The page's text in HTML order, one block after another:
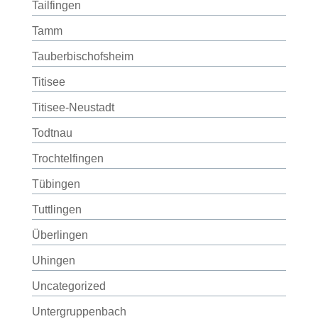
Tailfingen
Tamm
Tauberbischofsheim
Titisee
Titisee-Neustadt
Todtnau
Trochtelfingen
Tübingen
Tuttlingen
Überlingen
Uhingen
Uncategorized
Untergruppenbach